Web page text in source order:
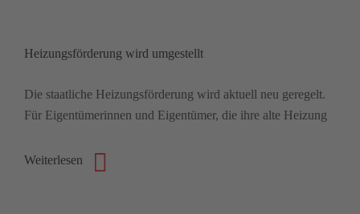
Heizungsförderung wird umgestellt
Die staatliche Heizungsförderung wird aktuell neu geregelt.
Für Eigentümerinnen und Eigentümer, die ihre alte Heizung
Weiterlesen